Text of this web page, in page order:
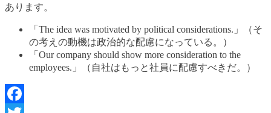
あります。
「The idea was motivated by political considerations.」（そ
の考えの動機は政治的な配慮になっている。）
「Our company should show more consideration to the
employees.」（自社はもっと社員に配慮すべきだ。）